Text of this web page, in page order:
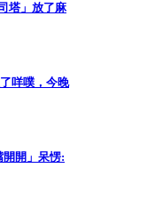
塔」放了麻
咩噗，今晚
開」呆愣: